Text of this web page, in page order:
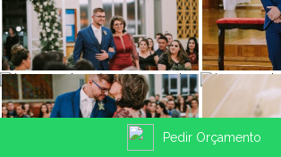
Pedir Orçamento